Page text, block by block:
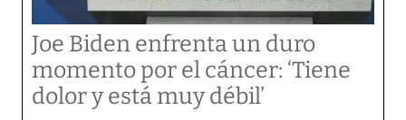
Joe Biden enfrenta un duro
momento por el cáncer: ‘Tiene
dolor y está muy débil’